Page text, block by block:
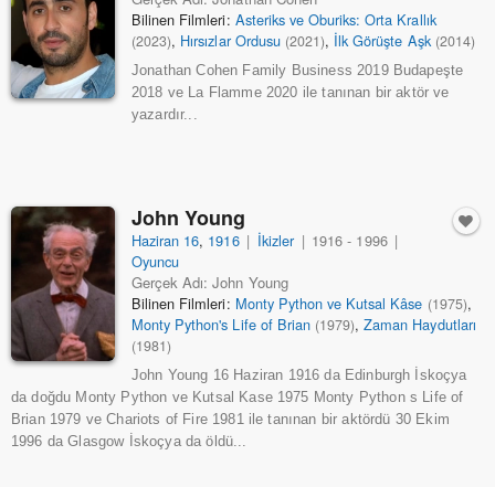
Bilinen Filmleri: Asteriks ve Oburiks: Orta Krallık
(2023), Hırsızlar Ordusu (2021), İlk Görüşte Aşk (2014)
Jonathan Cohen Family Business 2019 Budapeşte
2018 ve La Flamme 2020 ile tanınan bir aktör ve
yazardır...
John Young
Haziran 16, 1916 | İkizler | 1916 - 1996 |
Oyuncu
Gerçek Adı: John Young
Bilinen Filmleri: Monty Python ve Kutsal Kâse (1975),
Monty Python's Life of Brian (1979),Zaman Haydutları
(1981)
John Young 16 Haziran 1916 da Edinburgh İskoçya
da doğdu Monty Python ve Kutsal Kase 1975 Monty Python s Life of
Brian 1979 ve Chariots of Fire 1981 ile tanınan bir aktördü 30 Ekim
1996 da Glasgow İskoçya da öldü...